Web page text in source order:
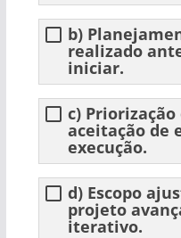
b)
realizado
iniciar.
c)
aceitação de
execução.
d) Escopo
projeto
iterativo.